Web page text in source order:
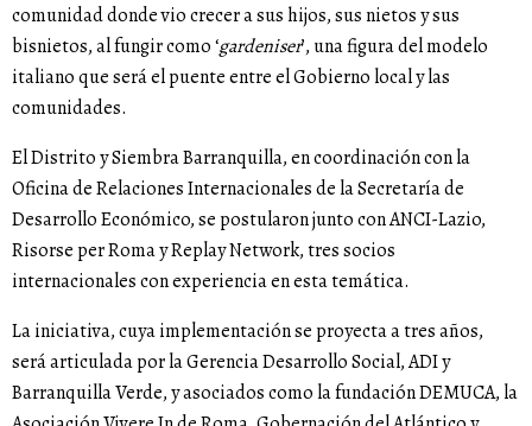
comunidad donde vio crecer a sus hijos, sus nietos y sus
bisnietos, al fungir como ‘gardeniser’, una figura del modelo
italiano que será el puente entre el Gobierno local y las
comunidades.
El Distrito y Siembra Barranquilla, en coordinación con la
Oficina de Relaciones Internacionales de la Secretaría de
Desarrollo Económico, se postularon junto con ANCI-Lazio,
Risorse per Roma y Replay Network, tres socios
internacionales con experiencia en esta temática.
La iniciativa, cuya implementación se proyecta a tres años,
será articulada por la Gerencia Desarrollo Social, ADI y
Barranquilla Verde, y asociados como la fundación DEMUCA, la